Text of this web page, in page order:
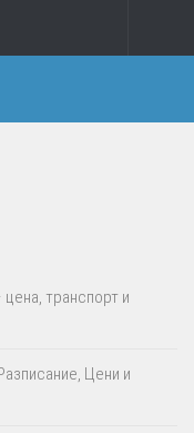
транспорт и
Цени и